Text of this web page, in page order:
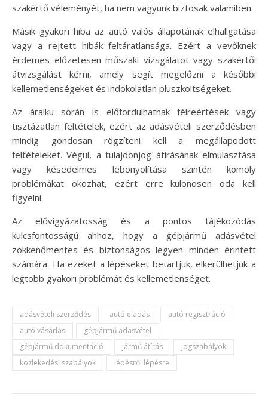
szakértő véleményét, ha nem vagyunk biztosak valamiben.
Másik gyakori hiba az autó valós állapotának elhallgatása
vagy a rejtett hibák feltáratlansága. Ezért a vevőknek
érdemes előzetesen műszaki vizsgálatot vagy szakértői
átvizsgálást kérni, amely segít megelőzni a későbbi
kellemetlenségeket és indokolatlan pluszköltségeket.
Az áralku során is előfordulhatnak félreértések vagy
tisztázatlan feltételek, ezért az adásvételi szerződésben
mindig gondosan rögzíteni kell a megállapodott
feltételeket. Végül, a tulajdonjog átírásának elmulasztása
vagy késedelmes lebonyolítása szintén komoly
problémákat okozhat, ezért erre különösen oda kell
figyelni.
Az elővigyázatosság és a pontos tájékozódás
kulcsfontosságú ahhoz, hogy a gépjármű adásvétel
zökkenőmentes és biztonságos legyen minden érintett
számára. Ha ezeket a lépéseket betartjuk, elkerülhetjük a
legtöbb gyakori problémát és kellemetlenséget.
adásvételi szerződés autó eladás
autó regisztráció
autó vásárlás
gépjármű adásvétel
gépjármű dokumentáció
jármű átírás
jogszabályok
közlekedési szabályok
lépésről lépésre